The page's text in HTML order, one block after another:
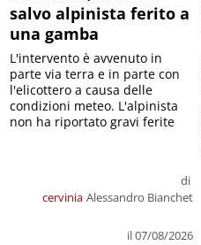
salvo alpinista ferito a
una gamba
cervinia
di
Alessandro Bianchet
il 07/08/2026
L'intervento è avvenuto in
parte via terra e in parte con
l'elicottero a causa delle
condizioni meteo. L'alpinista
non ha riportato gravi ferite